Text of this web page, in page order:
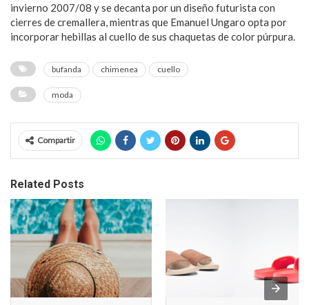
invierno 2007/08 y se decanta por un diseño futurista con
cierres de cremallera, mientras que Emanuel Ungaro opta por
incorporar hebillas al cuello de sus chaquetas de color púrpura.
bufanda chimenea cuello
moda
Compartir
Related Posts